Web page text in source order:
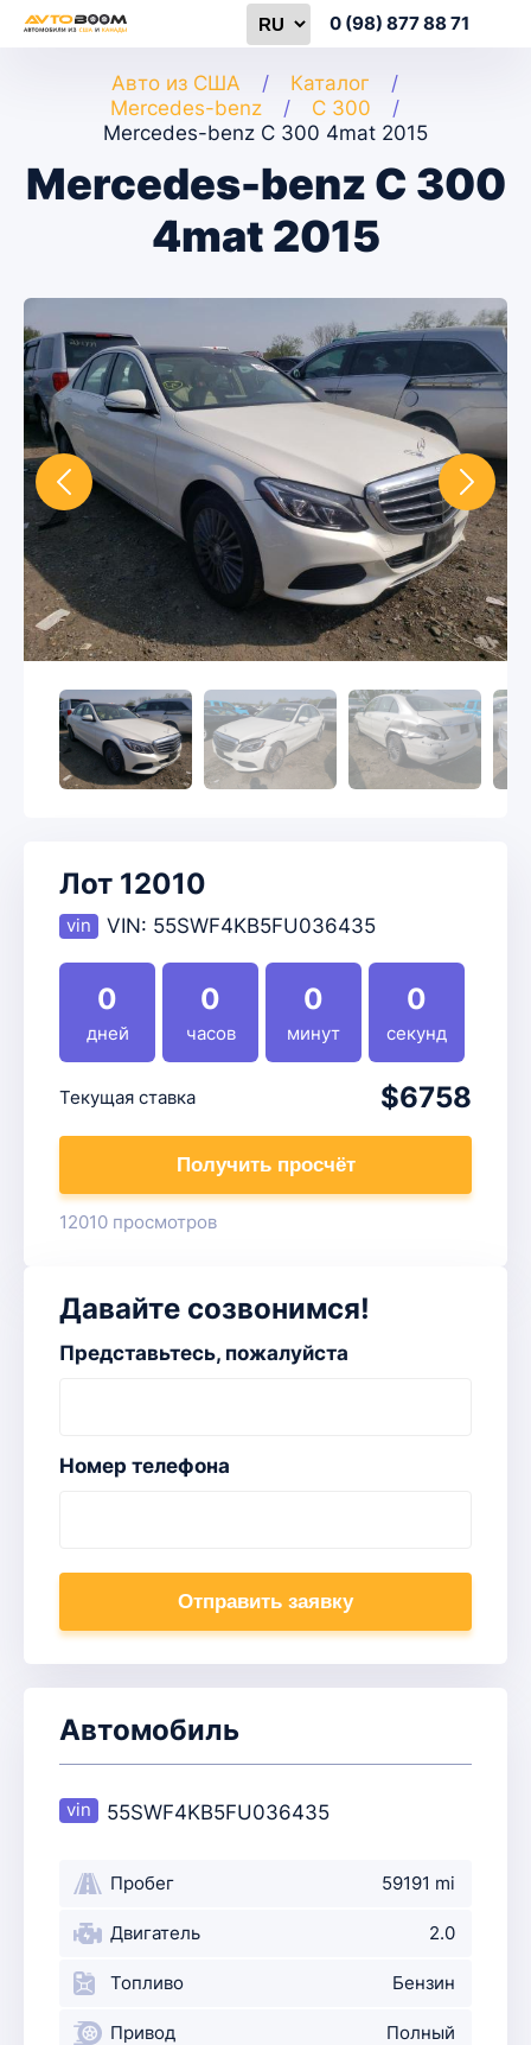
0 (98) 877 88 71
Авто из США
Каталог
Mercedes-benz
C 300
Mercedes-benz C 300 4mat 2015
Mercedes-benz C 300
4mat 2015
Лот 12010
VIN: 55SWF4KB5FU036435
0
дней
0
часов
0
минут
0
секунд
Текущая ставка $6758
Получить просчёт
12010 просмотров
Давайте созвонимся!
Представьтесь, пожалуйста
Номер телефона
Отправить заявку
Автомобиль
55SWF4KB5FU036435
Пробег 59191 mi
Двигатель 2.0
Топливо Бензин
Привод Полный